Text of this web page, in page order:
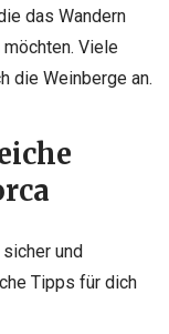
das Wandern
Viele
die Weinberge an.
und
Tipps für dich